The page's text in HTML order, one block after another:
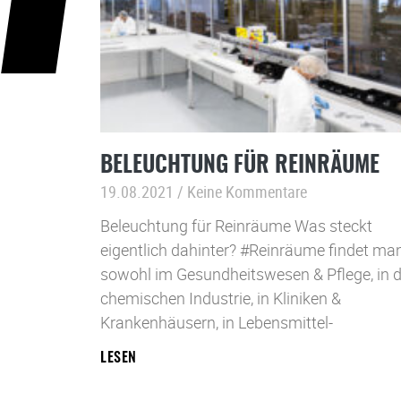
BELEUCHTUNG FÜR REINRÄUME
19.08.2021
Keine Kommentare
Beleuchtung für Reinräume Was steckt
eigentlich dahinter? #Reinräume findet
sowohl im Gesundheitswesen & Pflege, in
chemischen Industrie, in Kliniken &
Krankenhäusern, in Lebensmittel-
LESEN